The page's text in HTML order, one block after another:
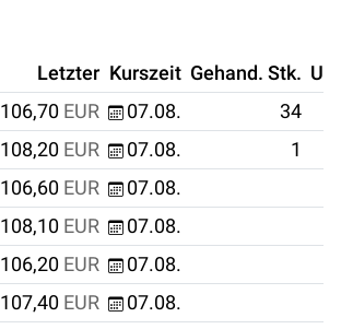
Letzter Kurszeit Gehand. Stk.
106,70 EUR 07.08.
34
108,20 EUR 07.08.
1
106,60 EUR
07.08.
108,10 EUR
07.08.
106,20 EUR
07.08.
107,40 EUR
07.08.